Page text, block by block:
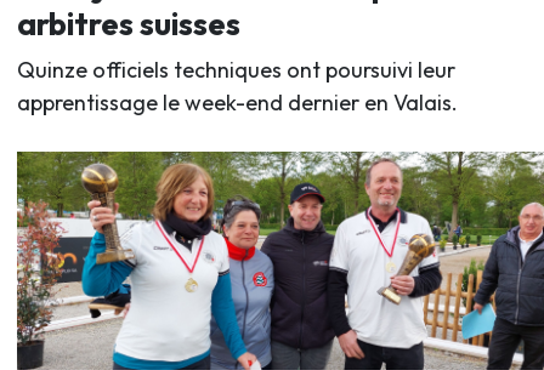
arbitres suisses
Quinze officiels techniques ont poursuivi leur
apprentissage le week-end dernier en Valais.